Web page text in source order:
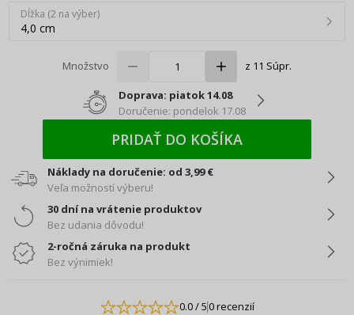
Dĺžka (2 na výber)
4,0 cm
Množstvo z 11 Súpr.
Doprava: piatok 14.08
Doručenie: pondelok 17.08
PRIDAŤ DO KOŠÍKA
Náklady na doručenie: od 3,99 €
Veľa možností výberu!
30 dní na vrátenie produktov
Bez udania dôvodu!
2-ročná záruka na produkt
Bez výnimiek!
0.0/ 50 recenzií